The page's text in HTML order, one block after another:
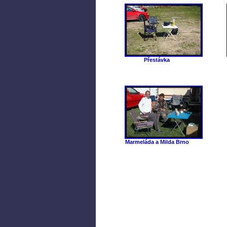
Přestávka
Marmeláda a Milda Brno